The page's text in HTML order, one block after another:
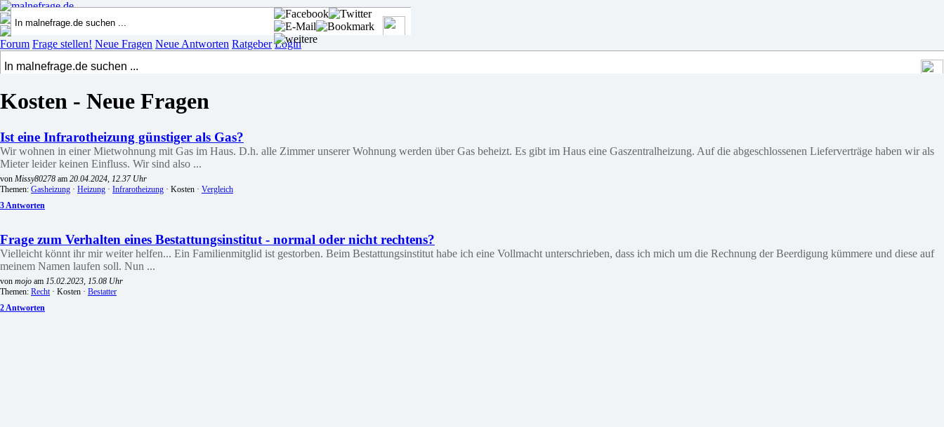
Forum Frage stellen! Neue Fragen Neue Antworten Ratgeber Login
Kosten - Neue Fragen
Ist eine Infrarotheizung günstiger als Gas?
Wir wohnen in einer Mietwohnung mit Gas im Haus. D.h. alle Zimmer unserer Wohnung werden über Gas beheizt. Es gibt im Haus eine Gaszentralheizung. Auf die abgeschlossenen Lieferverträge haben wir als
Mieter leider keinen Einfluss. Wir sind also ...
von Missy80278 am 20.04.2024, 12.37 Uhr
Themen: Gasheizung · Heizung · Infrarotheizung · Kosten · Vergleich
3 Antworten
Frage zum Verhalten eines Bestattungsinstitut - normal oder nicht rechtens?
Vielleicht könnt ihr mir weiter helfen... Ein Familienmitglid ist gestorben. Beim Bestattungsinstitut habe ich eine Vollmacht unterschrieben, dass ich mich um die Rechnung der Beerdigung kümmere und diese auf
meinem Namen laufen soll. Nun ...
von mojo am 15.02.2023, 15.08 Uhr
Themen: Recht· Kosten · Bestatter
2 Antworten